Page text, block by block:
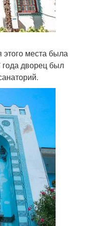
этого места была
дворец был